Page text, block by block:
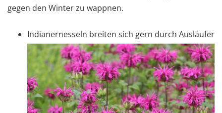
gegen den Winter zu wappnen.
Indianernesseln breiten sich gern durch Ausläufer